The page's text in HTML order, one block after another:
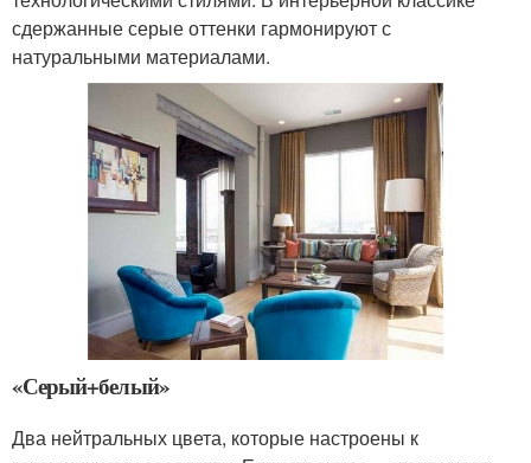
сдержанные серые оттенки гармонируют с
натуральными материалами.
«Серый+белый»
Два нейтральных цвета, которые настроены к